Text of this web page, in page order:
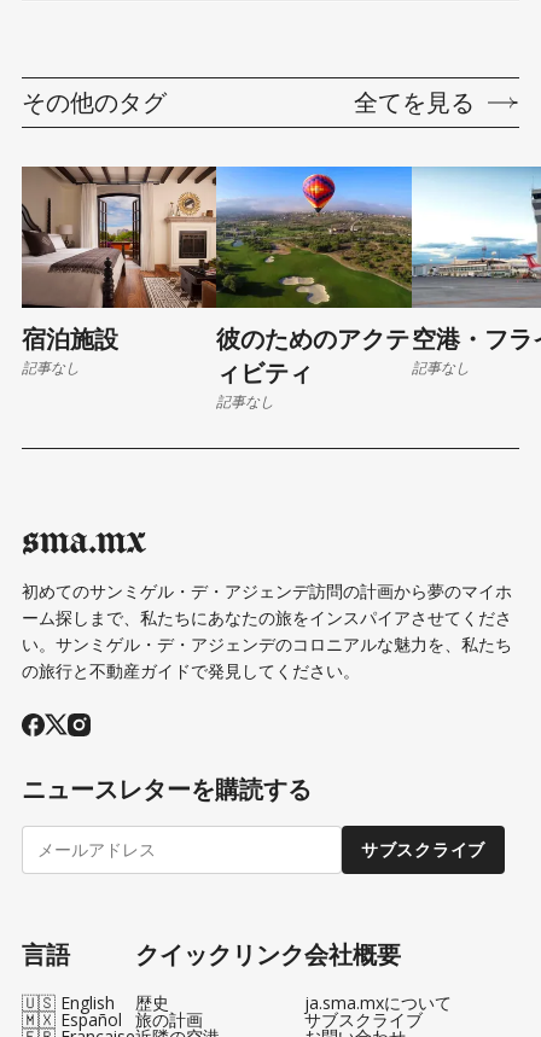
その他のタグ 全てを見る
宿泊施設
記事なし
彼のためのアクテ
ィビティ
記事なし
空港・フラ
記事なし
sma.mx
初めてのサンミゲル・デ・アジェンデ訪問の計画から夢のマイホ
ーム探しまで、私たちにあなたの旅をインスパイアさせてくださ
い。サンミゲル・デ・アジェンデのコロニアルな魅力を、私たち
の旅行と不動産ガイドで発見してください。
ニュースレターを購読する
サブスクライブ
言語
🇺🇸 English
🇲🇽 Español
クイックリンク
歴史
旅の計画
会社概要
ja.sma.mxについて
サブスクライブ